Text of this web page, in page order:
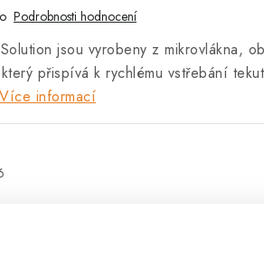
Podrobnosti hodnocení
jsou vyrobeny z mikrovlákna,
přispívá k rychlému vstřebání
Více informací